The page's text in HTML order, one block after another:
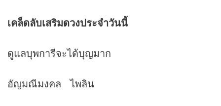
เคล็ดลับเสริมดวงประจำวันนี้
ดูแลบุพการีจะได้บุญมาก
อัญมณีมงคล ไพลิน